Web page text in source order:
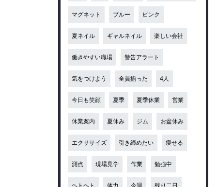
マグネット ブルー ピンク
夏ネイル ギャルネイル 楽しい会社
働きやすい職場 警告アラート
気をつけよう 全員揃った 4人
今日も笑顔 夏季 夏季休業 営業
休業案内 夏休み ジム お盆休み
エクササイズ 引き締めたい 痩せる
測点 現場見学 作業 勉強中
ヘトヘト 体力 今週 残り二日